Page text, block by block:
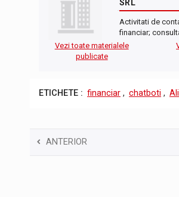
SRL
Activitati de
financiar;
Vezi toate materialele
publicate
ETICHETE : financiar , chatboti ,
ANTERIOR